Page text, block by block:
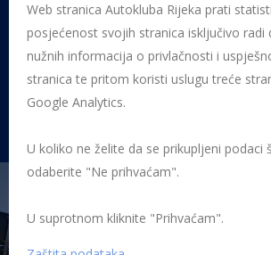
051 212 442 Centrala
Pon - Pet 08:00 - 16:00
Rujevica 9/1, 51000 Rijeka
Početna AUTOKLUB RIJEKA – tehničko servisni
Web stranica Autokluba Rijeka prati
posjećenost svojih stranica isključivo radi
nužnih informacija o privlačnosti i
stranica te pritom koristi uslugu treće
Google Analytics.
U koliko ne želite da se prikupljeni podaci
odaberite "Ne prihvaćam".
U suprotnom kliknite "Prihvaćam".